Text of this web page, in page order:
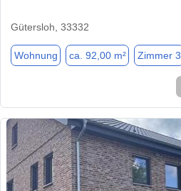
Gütersloh, 33332
Wohnung ca. 92,00 m² Zimmer 3